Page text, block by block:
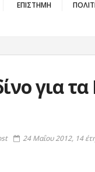
ΕΠΙΣΤΗΜΗ
για
24 Μαΐου 2012, 14